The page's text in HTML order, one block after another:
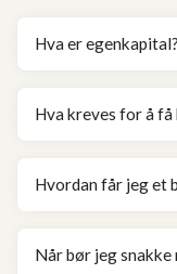
Hva er egenkapital?
Hva kreves for å få
Hvordan får jeg et
Når bør jeg snakke